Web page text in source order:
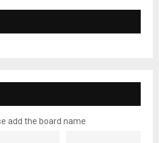
add the board name